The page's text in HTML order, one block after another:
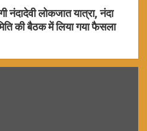
लोकजात यात्रा, नंदा
की बैठक में लिया गया फैसला